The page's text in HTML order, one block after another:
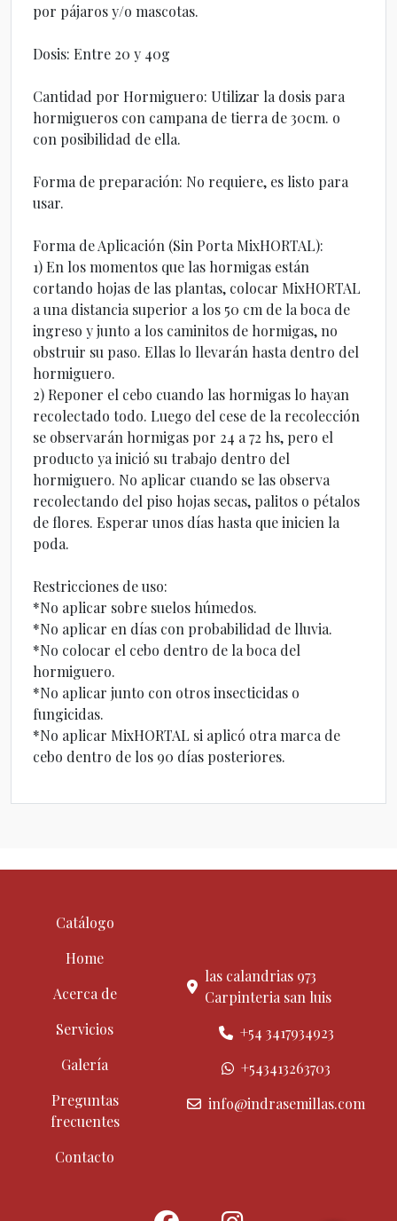
por pájaros y/o mascotas.
Dosis: Entre 20 y 40g
Cantidad por Hormiguero: Utilizar la dosis para
hormigueros con campana de tierra de 30cm. o
con posibilidad de ella.
Forma de preparación: No requiere, es listo para
usar.
Forma de Aplicación (Sin Porta MixHORTAL):
1) En los momentos que las hormigas están
cortando hojas de las plantas, colocar MixHORTAL
a una distancia superior a los 50 cm de la boca de
ingreso y junto a los caminitos de hormigas, no
obstruir su paso. Ellas lo llevarán hasta dentro del
hormiguero.
2) Reponer el cebo cuando las hormigas lo hayan
recolectado todo. Luego del cese de la recolección
se observarán hormigas por 24 a 72 hs, pero el
producto ya inició su trabajo dentro del
hormiguero. No aplicar cuando se las observa
recolectando del piso hojas secas, palitos o pétalos
de flores. Esperar unos días hasta que inicien la
poda.
Restricciones de uso:
*No aplicar sobre suelos húmedos.
*No aplicar en días con probabilidad de lluvia.
*No colocar el cebo dentro de la boca del
hormiguero.
*No aplicar junto con otros insecticidas o
fungicidas.
*No aplicar MixHORTAL si aplicó otra marca de
cebo dentro de los 90 días posteriores.
Catálogo
Home
Acerca de
Servicios
Galería
Preguntas
frecuentes
Contacto
las calandrias 973
Carpinteria san luis
+54 3417934923
+543413263703
info@indrasemillas.com